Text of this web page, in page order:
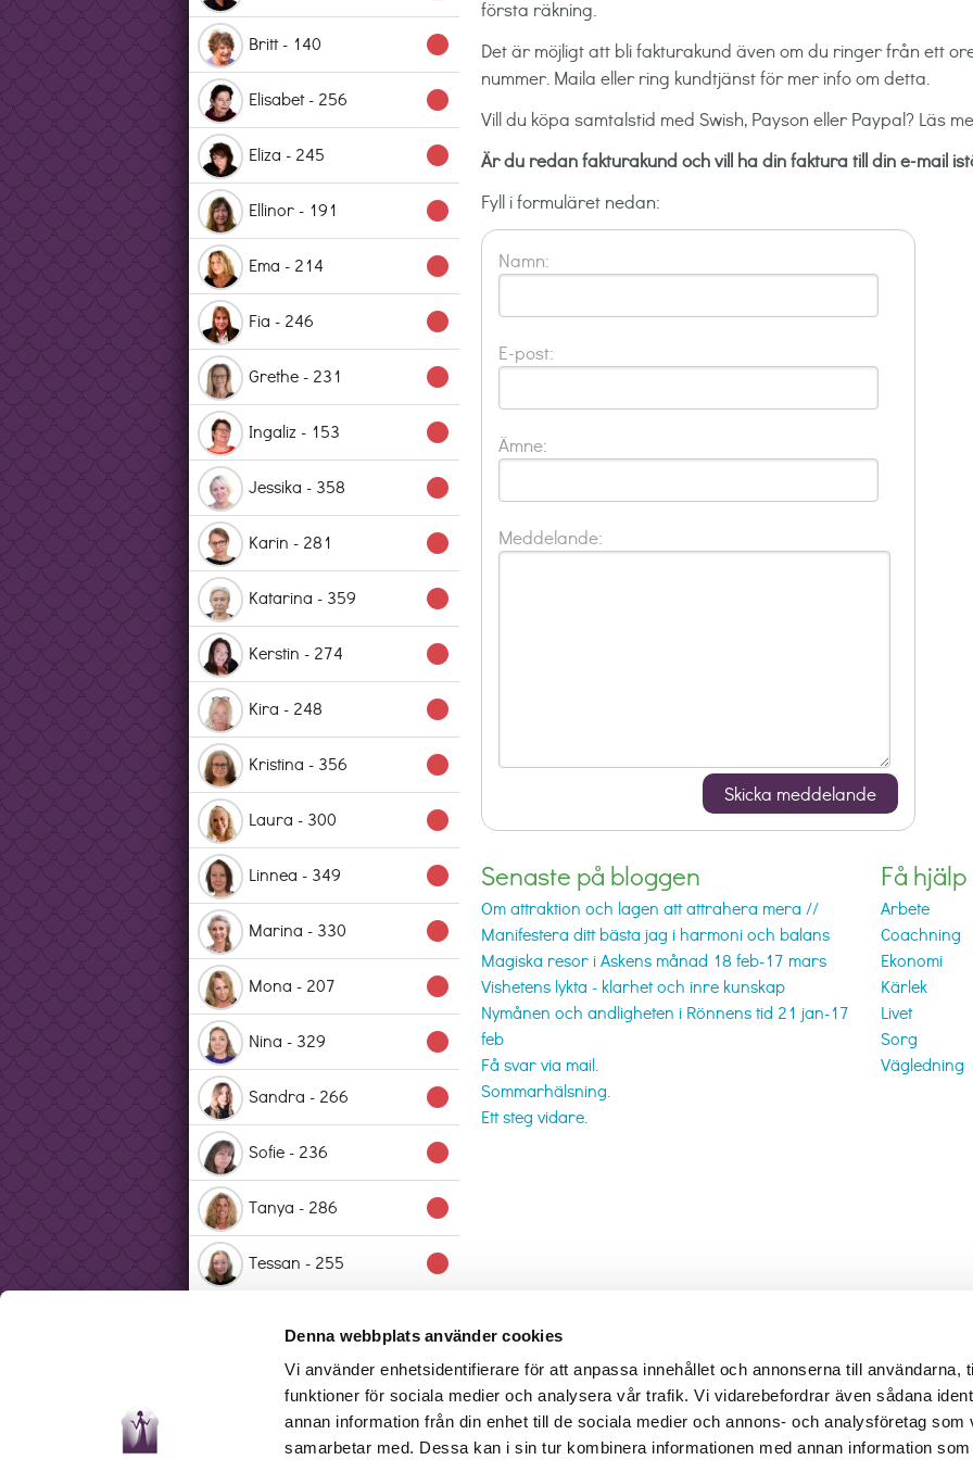
Denna webbplats använder cookies
Vi använder enhetsidentifierare för att anpassa innehållet och annonserna till användarna,
funktioner för sociala medier och analysera vår trafik. Vi vidarebefordrar även sådana
annan information från din enhet till de sociala medier och annons- och analysföretag som
samarbetar med. Dessa kan i sin tur kombinera informationen med annan information
Britt - 140 lens
Elisabet - 256 lens
Eliza - 245 lens
Ellinor - 191 lens
Ema - 214 lens
Fia - 246 lens
Grethe - 231 lens
Ingaliz - 153 lens
Jessika - 358 lens
Karin - 281 lens
Katarina - 359 lens
Kerstin - 274 lens
Kira - 248 lens
Kristina - 356 lens
Laura - 300 lens
Linnea - 349 lens
Marina - 330 lens
Mona - 207 lens
Nina - 329 lens
Sandra - 266 lens
Sofie - 236 lens
Tanya - 286 lens
Tessan - 255 lens
Zarah - 343 lens
första räkning.
Det är möjligt att bli fakturakund även om du ringer från ett
nummer. Maila eller ring kundtjänst för mer info om detta.
Vill du köpa samtalstid med Swish, Payson eller Paypal? Läs
Är du redan fakturakund och vill ha din faktura till din e-mail
Fyll i formuläret nedan:
Namn:
E-post:
Ämne:
Meddelande:
Senaste på bloggen
Om attraktion och lagen att attrahera mera //
Manifestera ditt bästa jag i harmoni och balans
Magiska resor i Askens månad 18 feb-17 mars
Vishetens lykta - klarhet och inre kunskap
Nymånen och andligheten i Rönnens tid 21 jan-17
feb
Få svar via mail.
Sommarhälsning.
Ett steg vidare.
Få
Arbete
Coachning
Ekonomi
Kärlek
Livet
Sorg
Vägledning